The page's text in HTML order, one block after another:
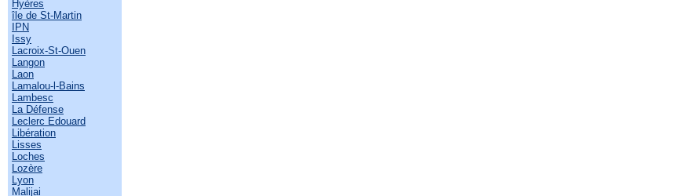
Hyères
île de St-Martin
IPN
Issy
Lacroix-St-Ouen
Langon
Laon
Lamalou-l-Bains
Lambesc
La Défense
Leclerc Edouard
Libération
Lisses
Loches
Lozère
Lyon
Malijai